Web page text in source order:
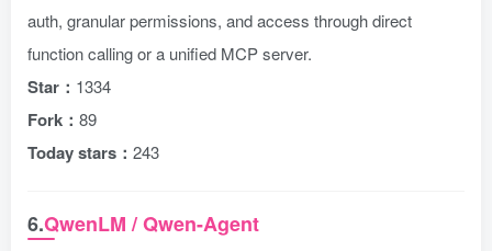
auth, granular permissions, and access through direct
function calling or a unified MCP server.
Star： 1334
Fork： 89
Today stars： 243
6.QwenLM / Qwen-Agent